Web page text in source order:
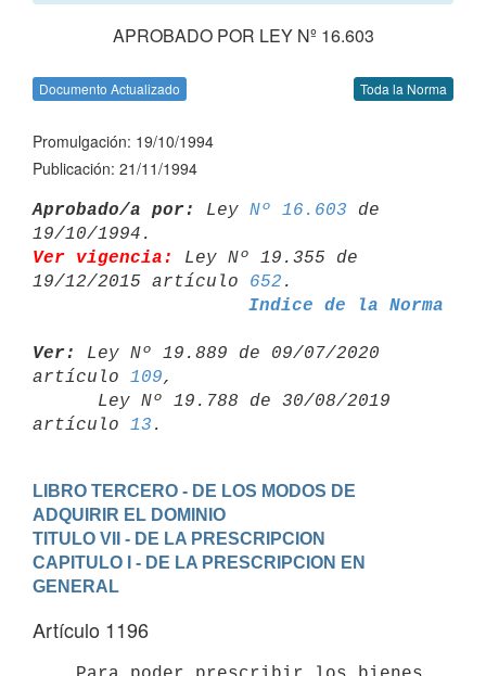
APROBADO POR LEY Nº 16.603
Documento Actualizado Toda la Norma
Promulgación: 19/10/1994
Publicación: 21/11/1994
Aprobado/a por: Ley Nº 16.603 de
Ver vigencia:
Ley Nº 19.355 de
19/12/2015 artículo 652
Indice de la Norma
Ver:
Ley Nº 19.889 de 09/07/2020
artículo 109,
artículo 13
LIBRO TERCERO - DE LOS MODOS DE
ADQUIRIR EL DOMINIO
TITULO VII - DE LA PRESCRIPCION
CAPITULO I - DE LA PRESCRIPCION EN
GENERAL
Artículo 1196